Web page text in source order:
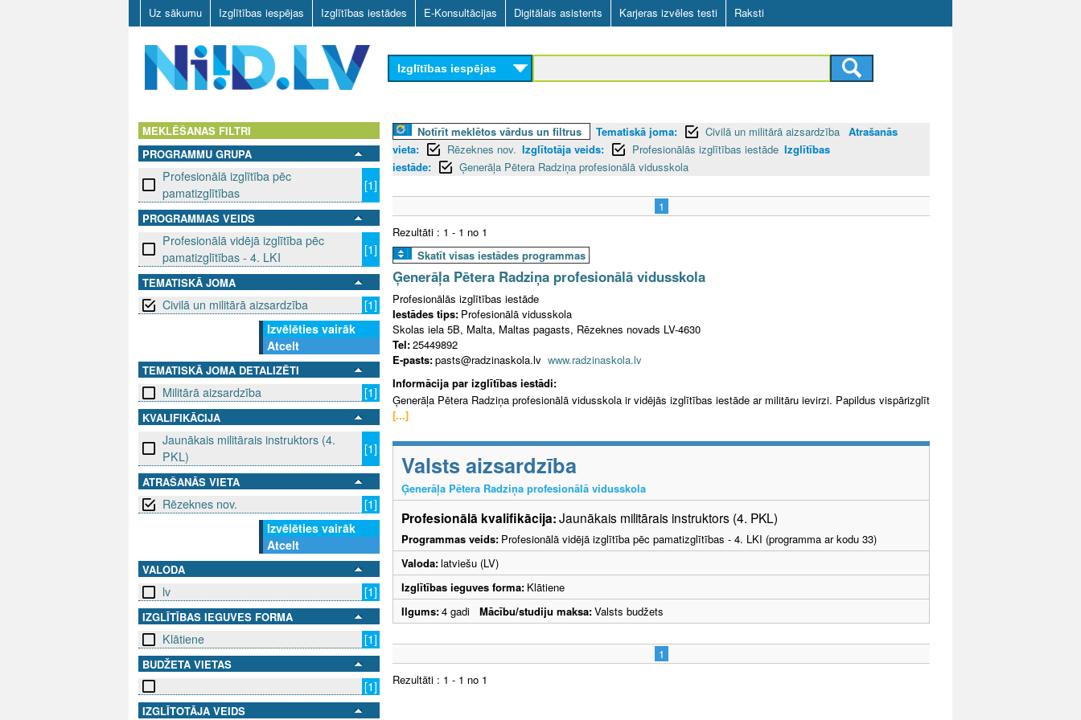
Skip
to
main
content
Uz sākumu Izglītības iespējas Izglītības iestādes E-Konsultācijas Digitālais asistents Karjeras izvēles testi Raksti
D
L
V
Izglītības iespējas
MEKLĒŠANAS FILTRI
PROGRAMMU GRUPA
Profesionālā izglītība pēc
pamatizglītības
[1]
PROGRAMMAS VEIDS
Profesionālā vidējā izglītība pēc
pamatizglītības - 4. LKI
[1]
TEMATISKĀ JOMA
Civilā un militārā aizsardzība
[1]
Izvēlēties vairāk
Atcelt
TEMATISKĀ JOMA DETALIZĒTI
Militārā aizsardzība [1]
KVALIFIKĀCIJA
Jaunākais militārais instruktors (4.
PKL)
[1]
ATRAŠANĀS VIETA
Rēzeknes nov.
[1]
Izvēlēties vairāk
Atcelt
VALODA
lv [1]
IZGLĪTĪBAS IEGUVES FORMA
Klātiene [1]
BUDŽETA VIETAS
[1]
IZGLĪTOTĀJA VEIDS
Notīrīt meklētos vārdus un filtrus Tematiskā joma: Civilā un militārā aizsardzība Atrašanās
vieta:
Rēzeknes nov. Izglītotāja veids: Profesionālās izglītības iestāde Izglītības
iestāde:
Ģenerāļa Pētera Radziņa profesionālā vidusskola
1
Rezultāti : 1 - 1 no 1
Skatīt visas iestādes programmas
Ģenerāļa Pētera Radziņa profesionālā vidusskola
Profesionālās izglītības iestāde
Iestādes tips: Profesionālā vidusskola
Skolas iela 5B, Malta, Maltas pagasts, Rēzeknes novads LV-4630
Tel:25449892
E-pasts:pasts@radzinaskola.lv www.radzinaskola.lv
Informācija par izglītības iestādi:
Ģenerāļa Pētera Radziņa profesionālā vidusskola ir vidējās izglītības iestāde ar militāru ievirzi. Papildus vispārizglīt
[...]
Valsts aizsardzība
Ģenerāļa Pētera Radziņa profesionālā vidusskola
Profesionālā kvalifikācija:Jaunākais militārais instruktors (4. PKL)
Programmas veids: Profesionālā vidējā izglītība pēc pamatizglītības - 4. LKI (programma ar kodu 33)
Valoda:latviešu (LV)
Izglītības ieguves forma: Klātiene
Ilgums:4 gadi Mācību/studiju maksa:Valsts budžets
1
Rezultāti : 1 - 1 no 1